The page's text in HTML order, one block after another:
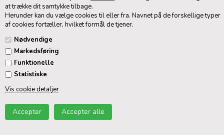
at trække dit samtykke tilbage.
Herunder kan du vælge cookies til eller fra. Navnet på de forskellige typer
af cookies fortæller, hvilket formål de tjener.
Nødvendige
Markedsføring
Funktionelle
Statistiske
Vis cookie detaljer